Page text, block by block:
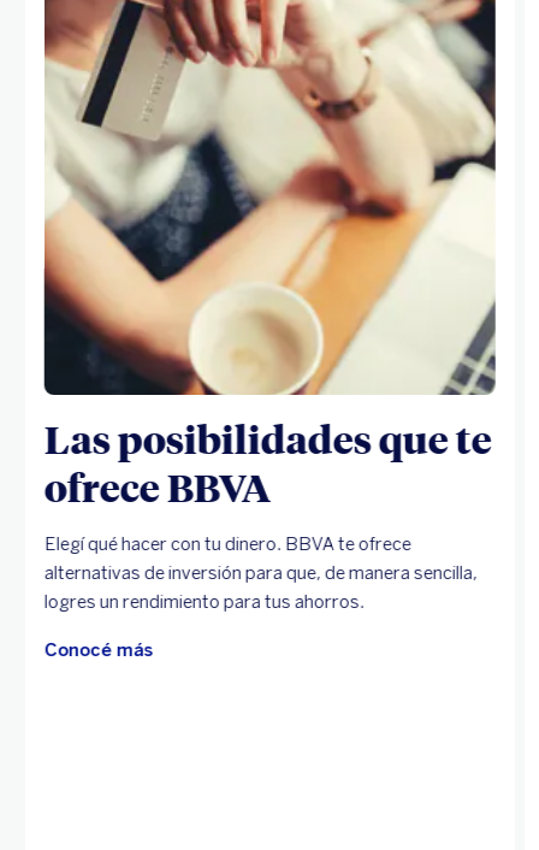
Las posibilidades que te
ofrece BBVA
Elegí qué hacer con tu dinero. BBVA te ofrece
alternativas de inversión para que, de manera sencilla,
logres un rendimiento para tus ahorros.
Conocé más